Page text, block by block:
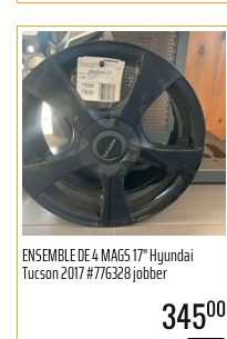
ENSEMBLE DE 4 MAGS 17'' Hyundai
Tucson 2017 #776328 jobber
34500